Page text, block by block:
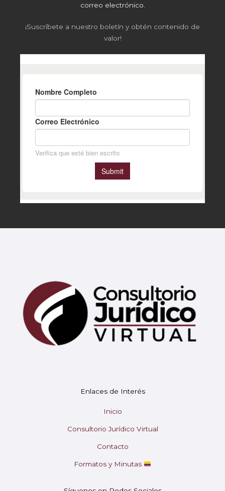
correo electrónico.
¡Suscríbete a nuestro boletín y obtén contenido de
valor!
Enlaces de Interés
Inicio
Consultorio Jurídico Virtual
Contacto
Formatos y Minutas
Soy Mary tu asistente virtual.